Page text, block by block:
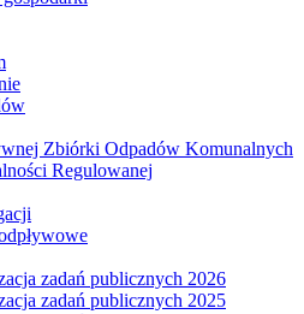
Zbiórki Odpadów Komunalnych
Regulowanej
zadań publicznych 2026
zadań publicznych 2025